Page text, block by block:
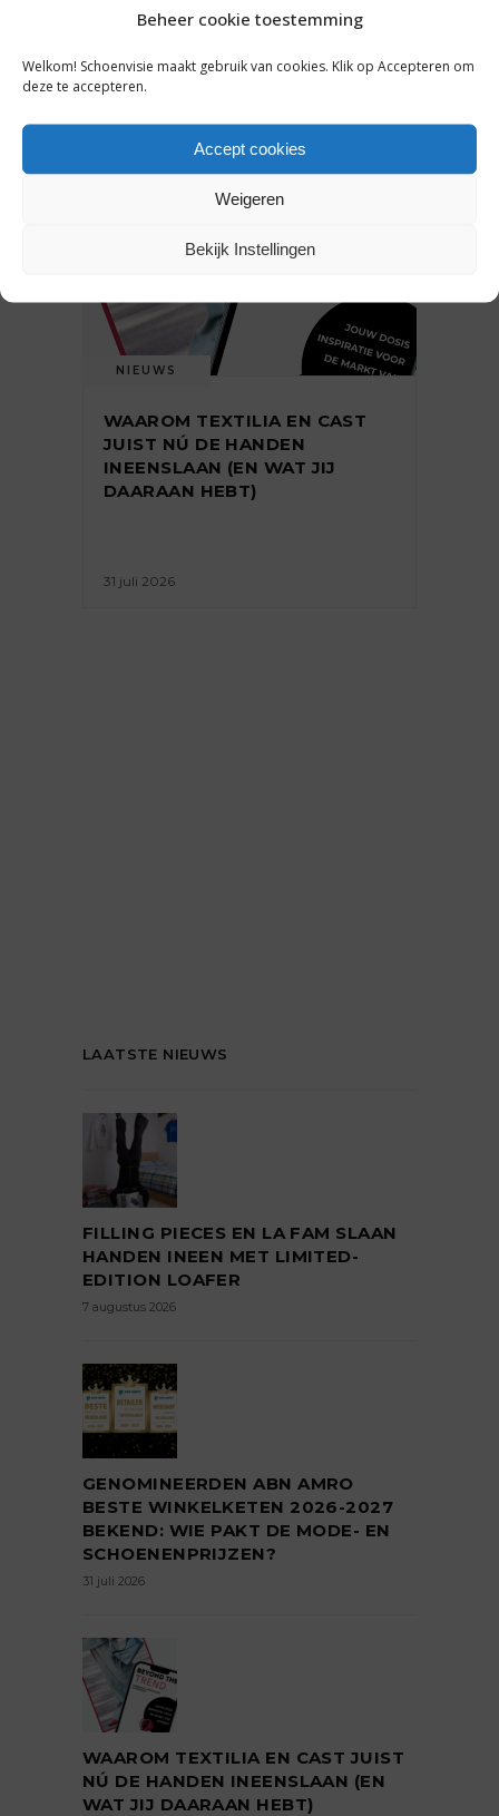
Beheer cookie toestemming
Welkom! Schoenvisie maakt gebruik van cookies. Klik op Accepteren om
deze te accepteren.
Accept cookies
Weigeren
Bekijk Instellingen
31 juli 2026
NIEUWS
WAAROM TEXTILIA EN CAST
JUIST NÚ DE HANDEN
INEENSLAAN (EN WAT JIJ
DAARAAN HEBT)
31 juli 2026
LAATSTE NIEUWS
FILLING PIECES EN LA FAM SLAAN
HANDEN INEEN MET LIMITED-
EDITION LOAFER
7 augustus 2026
GENOMINEERDEN ABN AMRO
BESTE WINKELKETEN 2026-2027
BEKEND: WIE PAKT DE MODE- EN
SCHOENENPRIJZEN?
31 juli 2026
WAAROM TEXTILIA EN CAST JUIST
NÚ DE HANDEN INEENSLAAN (EN
WAT JIJ DAARAAN HEBT)